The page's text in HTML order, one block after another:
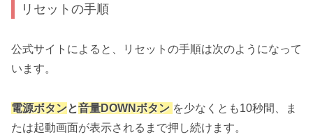
リセットの手順
公式サイトによると、リセットの手順は次のようになって
います。
電源ボタンと音量DOWNボタン を少なくとも10秒間、ま
たは起動画面が表示されるまで押し続けます。